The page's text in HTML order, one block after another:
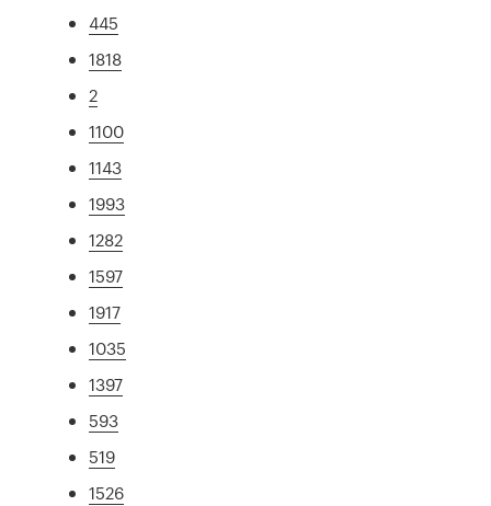
445
1818
2
1100
1143
1993
1282
1597
1917
1035
1397
593
519
1526